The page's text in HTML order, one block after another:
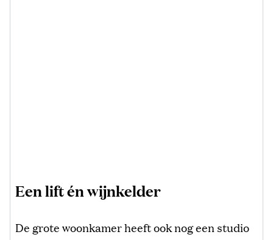
Een lift én wijnkelder
De grote woonkamer heeft ook nog een studio